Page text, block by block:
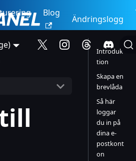
Blog
Ändringslogg
Introduk
tion
Skapa en
brevlåda
Så här
loggar
du in på
dina e-
postkont
on